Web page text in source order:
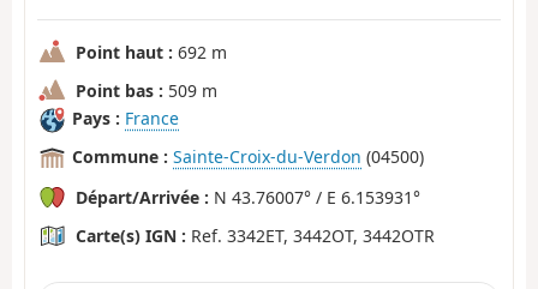
Point haut : 692 m
Point bas : 509 m
Pays : France
Commune : Sainte-Croix-du-Verdon (04500)
Départ/Arrivée : N 43.76007° / E 6.153931°
Carte(s) IGN : Ref. 3342ET, 3442OT, 3442OTR